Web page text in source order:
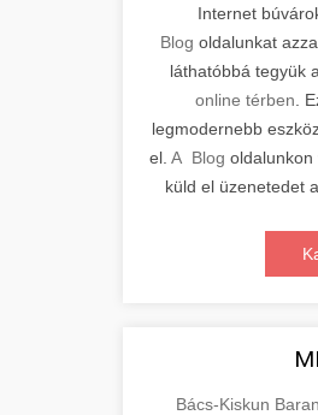
Internet
Blog oldalunkat
láthatóbbá tegyük
online térben .
legmodernebb
el. A Blog oldalunkon
küld el üzenetedet
Bács-Kiskun